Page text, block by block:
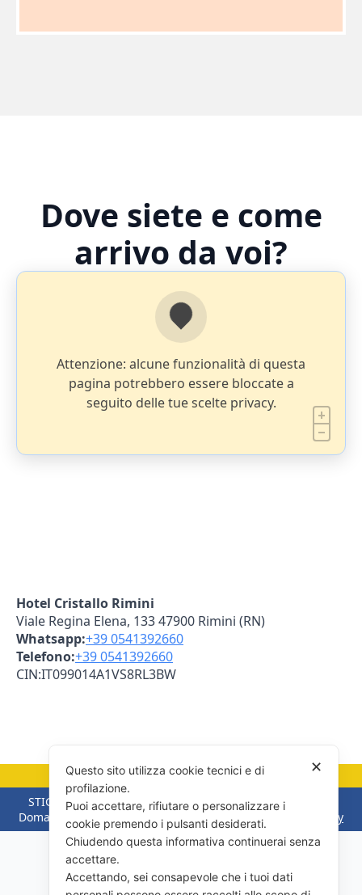
Dove siete e come
arrivo da voi?
Attenzione: alcune funzionalità di questa
pagina potrebbero essere bloccate a
seguito delle tue scelte privacy.
Hotel Cristallo Rimini
Viale Regina Elena, 133 47900 Rimini (RN)
Whatsapp:+39 0541392660‬
Telefono:+39 0541392660
CIN:IT099014A1VS8RL3BW
Progetto realizzato daBee Family
STIGMA CONSULTING SRL​ - Strada di Paderna 2, 47895 -
Domagnano RSM​ - COE 28300​ -
Privacy Policy Cookie Policy
✕
Questo sito utilizza cookie tecnici e di
profilazione.
Puoi accettare, rifiutare o personalizzare i
cookie premendo i pulsanti desiderati.
Chiudendo questa informativa continuerai senza
accettare.
Accettando, sei consapevole che i tuoi dati